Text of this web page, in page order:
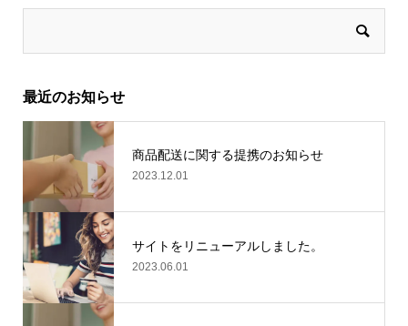
最近のお知らせ
商品配送に関する提携のお知らせ
2023.12.01
サイトをリニューアルしました。
2023.06.01